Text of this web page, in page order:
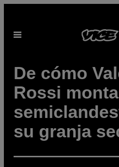
contenido
Abrir
De cómo
Rossi
su granja